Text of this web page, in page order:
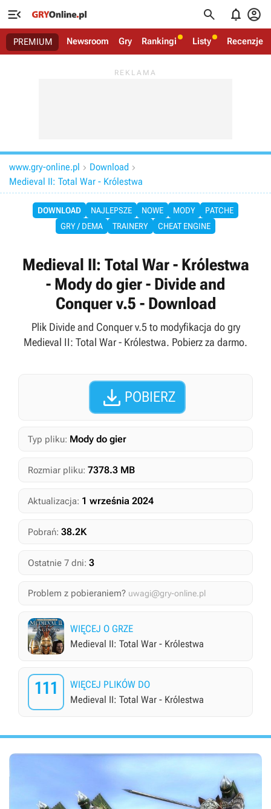
   
PREMIUM Newsroom Gry Rankingi Listy Recenzje
www.gry-online.pl  Download 
Medieval II: Total War - Królestwa
DOWNLOAD NAJLEPSZE NOWE MODY
PATCHE
GRY / DEMA
TRAINERY CHEAT ENGINE
Medieval II: Total War - Królestwa
- Mody do gier - Divide and
Conquer v.5 - Download
Plik Divide and Conquer v.5 to modyfikacja do gry
Medieval II: Total War - Królestwa. Pobierz za darmo.
 POBIERZ
Typ pliku: Mody do gier
Rozmiar pliku: 7378.3 MB
Aktualizacja: 1 września 2024
Pobrań: 38.2K
Ostatnie 7 dni: 3
Problem z pobieraniem? uwagi@gry-online.pl
WIĘCEJ O GRZE
Medieval II: Total War - Królestwa
111
WIĘCEJ PLIKÓW DO
Medieval II: Total War - Królestwa